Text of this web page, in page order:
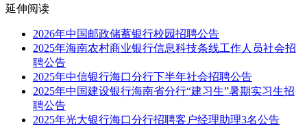
延伸阅读
2026年中国邮政储蓄银行校园招聘公告
2025年海南农村商业银行信息科技条线工作人员社会招
聘公告
2025年中信银行海口分行下半年社会招聘公告
2025年中国建设银行海南省分行“建习生”暑期实习生招
聘公告
2025年光大银行海口分行招聘客户经理助理3名公告